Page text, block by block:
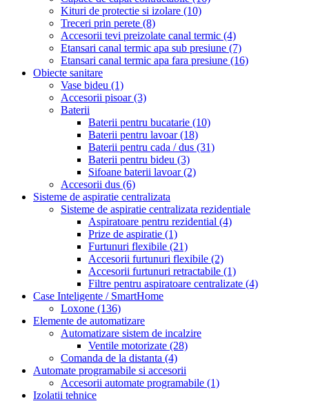
Kituri de protectie si izolare (10)
Treceri prin perete (8)
Accesorii tevi preizolate canal termic (4)
Etansari canal termic apa sub presiune (7)
Etansari canal termic apa fara presiune (16)
Obiecte sanitare
Vase bideu (1)
Accesorii pisoar(3)
Baterii
Baterii pentru bucatarie (10)
Baterii pentru lavoar(18)
Baterii pentru cada / dus (31)
Baterii pentru bideu (3)
Sifoane baterii lavoar(2)
Accesorii dus (6)
Sisteme de aspiratie centralizata
Sisteme de aspiratie centralizata rezidentiale
Aspiratoare pentru rezidential (4)
Prize de aspiratie (1)
Furtunuri flexibile (21)
Accesorii furtunuri flexibile (2)
Accesorii furtunuri retractabile (1)
Filtre pentru aspiratoare centralizate (4)
Case Inteligente / SmartHome
Loxone (136)
Elemente de automatizare
Automatizare sistem de incalzire
Ventile motorizate (28)
Comanda de la distanta (4)
Automate programabile si accesorii
Accesorii automate programabile (1)
Izolatii tehnice